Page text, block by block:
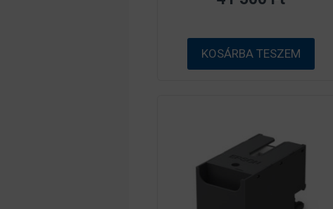
-
l
KOSÁRBA TESZEM